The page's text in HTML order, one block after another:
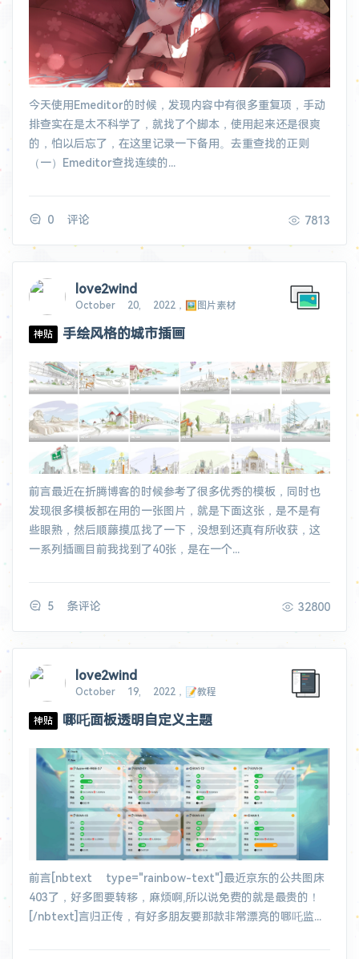
今天使用Emeditor的时候，发现内容中有很多重复项，手动
排查实在是太不科学了，就找了个脚本，使用起来还是很爽
的，怕以后忘了，在这里记录一下备用。去重查找的正则
（一）Emeditor查找连续的...
0 评论 7813
love2wind
October 20, 2022，🖼️图片素材
神贴 手绘风格的城市插画
前言最近在折腾博客的时候参考了很多优秀的模板，同时也
发现很多模板都在用的一张图片，就是下面这张，是不是有
些眼熟，然后顺藤摸瓜找了一下，没想到还真有所收获，这
一系列插画目前我找到了40张，是在一个...
5 条评论 32800
love2wind
October 19, 2022，📝教程
神贴 哪吒面板透明自定义主题
前言[nbtext type="rainbow-text"]最近京东的公共图床
403了，好多图要转移，麻烦啊,所以说免费的就是最贵的！
[/nbtext]言归正传，有好多朋友要那款非常漂亮的哪吒监...